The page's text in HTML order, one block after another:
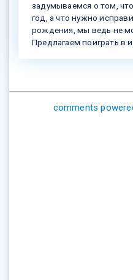
задумываемся о том,
год, а что нужно
рождения, мы ведь не
Предлагаем поиграть в
comments